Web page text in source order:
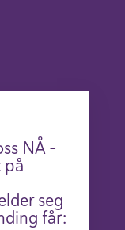
NÅ –
på
seg
får: